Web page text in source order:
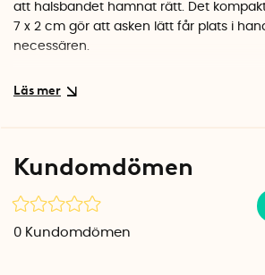
att halsbandet hamnat rätt. Det
7 x 2 cm gör att asken lätt får plats i
necessären.
Färgglada mönster
bäst.
Specifikationer
Fack: 4 st
Kundomdömen
0 Kundomdömen